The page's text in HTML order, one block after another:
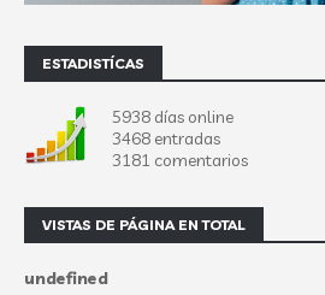
ESTADISTÍCAS
5938 días online
3468 entradas
3181 comentarios
VISTAS DE PÁGINA EN TOTAL
undefned